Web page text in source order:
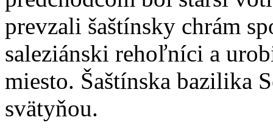
prevzali šaštínsky chrám
saleziánski rehoľníci a
miesto. Šaštínska bazilika
svätyňou.